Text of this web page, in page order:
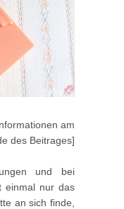
am
des Beitrages]
und bei
einmal nur das
an sich finde,